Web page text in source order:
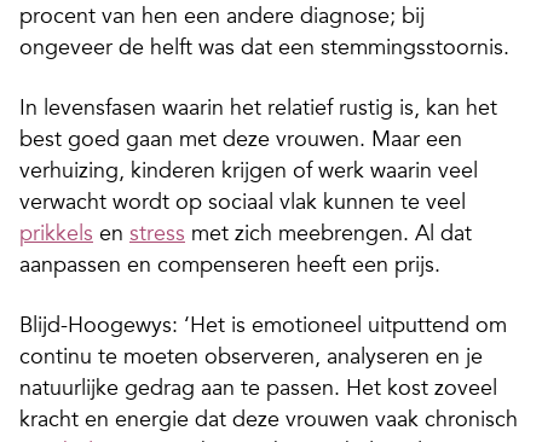
procent van hen een andere diagnose; bij
ongeveer de helft was dat een stemmingsstoornis.
In levensfasen waarin het relatief rustig is, kan het
best goed gaan met deze vrouwen. Maar een
verhuizing, kinderen krijgen of werk waarin veel
verwacht wordt op sociaal vlak kunnen te veel
prikkels en stress met zich meebrengen. Al dat
aanpassen en compenseren heeft een prijs.
Blijd-Hoogewys: ‘Het is emotioneel uitputtend om
continu te moeten observeren, analyseren en je
natuurlijke gedrag aan te passen. Het kost zoveel
kracht en energie dat deze vrouwen vaak chronisch